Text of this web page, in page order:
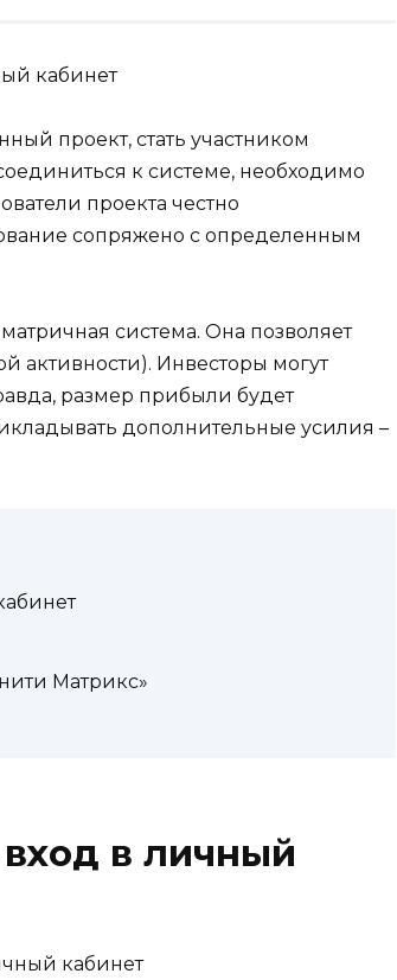
проект, стать участником
к системе, необходимо
проекта честно
сопряжено с определенным
система. Она позволяет
активности). Инвесторы могут
размер прибыли будет
дополнительные усилия –
Матрикс»
в личный